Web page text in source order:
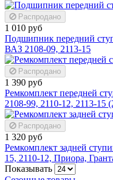
Распродано
1 010 руб
Подшипник передний
ВАЗ 2108-09, 2113-15
Распродано
1 390 руб
Ремкомплект передней
2108-99, 2110-12, 2113-15
Распродано
1 320 руб
Ремкомплект задней
15, 2110-12, Приора,
Показывать